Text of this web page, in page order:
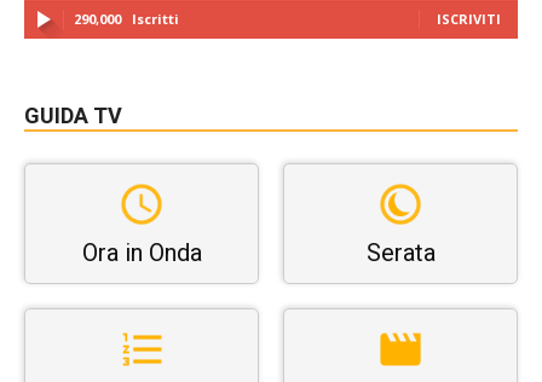
290,000 Iscritti ISCRIVITI
GUIDA TV
Ora in Onda Serata